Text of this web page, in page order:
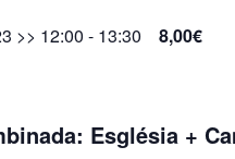
>> 12:00 - 13:30 8,00€
Església +